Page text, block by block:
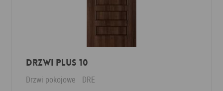
Drzwi Plus 10
Drzwi pokojowe DRE